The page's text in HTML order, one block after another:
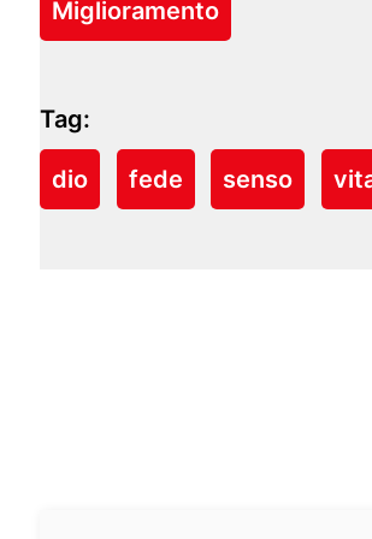
Miglioramento
Tag:
dio fede senso